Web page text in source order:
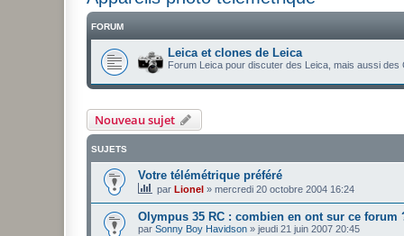
FORUM
Leica et clones de Leica
Forum Leica pour discuter des Leica, mais aussi
Nouveau sujet
SUJETS
Votre télémétrique préféré
par Lionel » mercredi 20 octobre 2004 16:24
Olympus 35 RC : combien en ont sur ce forum
par Sonny Boy Havidson » jeudi 21 juin 2007 20:45